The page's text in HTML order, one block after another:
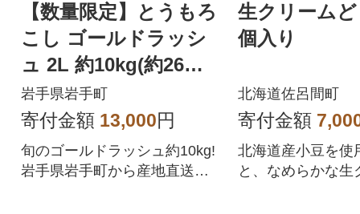
【数量限定】とうもろ
こし ゴールドラッシ
ュ 2L 約10kg(約26本)
岩手県 岩手町産
岩手県岩手町
寄付金額 13,000円
旬のゴールドラッシュ約10kg!
岩手県岩手町から産地直送で
生クリーム
個入り
北海道佐呂間町
寄付金額
北海道産小豆を使
と、なめらかな生